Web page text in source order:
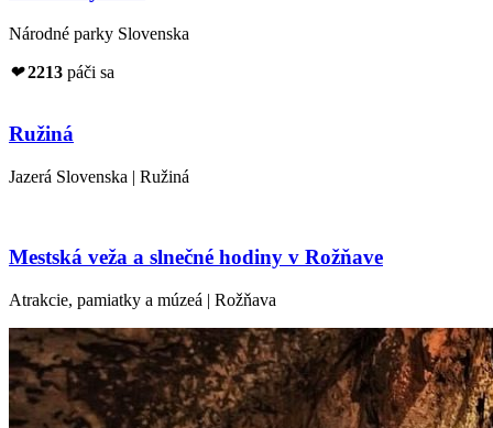
Národné parky Slovenska
❤ 2213 páči sa
Ružiná
Jazerá Slovenska | Ružiná
Mestská veža a slnečné hodiny v Rožňave
Atrakcie, pamiatky a múzeá | Rožňava